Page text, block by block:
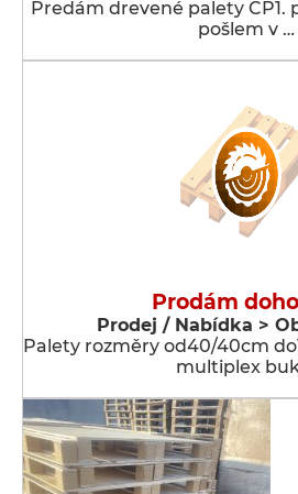
Predám drevené palety CP1.
pošlem v …
Prodám
Prodej / Nabídka >
Palety rozměry od40/40cm
multiplex